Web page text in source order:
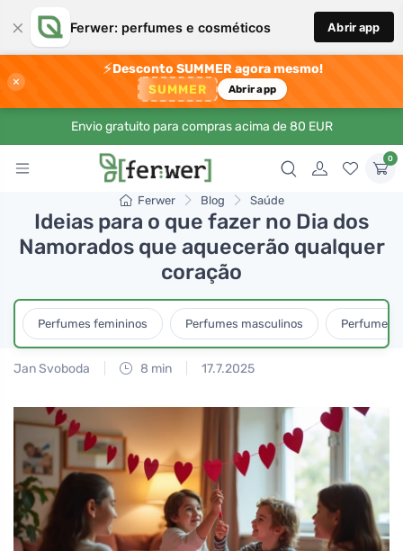
× Ferwer: perfumes e cosméticos Abrir app
×
⚡Desconto SUMMER agora mesmo!
SUMMER Abrir app
Envio gratuito para compras acima de 80 EUR
0
Ferwer Blog Saúde
Ideias para o que fazer no Dia dos
Namorados que aquecerão qualquer
coração
Perfumes femininos Perfumes masculinos Perfumes
Jan Svoboda 8 min 17.7.2025